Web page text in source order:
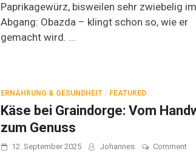
Paprikagewürz, bisweilen sehr zwiebelig im
Abgang: Obazda – klingt schon so, wie er
gemacht wird. …
ERNÄHRUNG & GESUNDHEIT / FEATURED
Käse bei Graindorge: Vom
zum Genuss
12. September 2025 Johannes Commenton